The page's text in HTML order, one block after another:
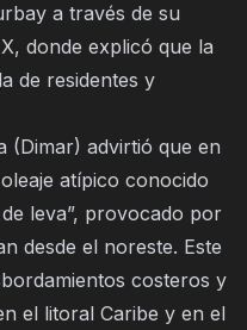
a través de su
donde explicó que la
de residentes y
(Dimar) advirtió que en
atípico conocido
leva”, provocado por
desde el noreste. Este
costeros y
el litoral Caribe y en el